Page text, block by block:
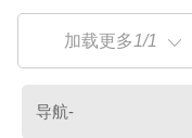
加载更多 1/1